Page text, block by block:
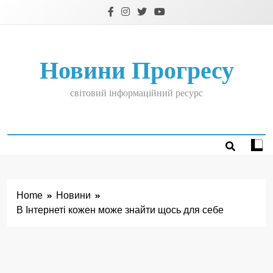
Новини Прогресу
світовий інформаційний ресурс
Home
Новини
В Інтернеті кожен може знайти щось для себе